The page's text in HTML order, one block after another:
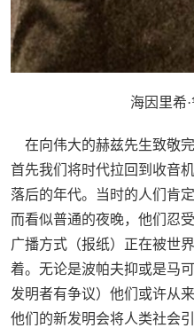
海因里希
在向伟大的赫兹先生致敬
首先我们将时代拉回到收音
落后的年代。当时的人们肯
而看似普通的夜晚，他们忍
广播方式（报纸）正在被世
着。无论是波帕夫抑或是马
发明者有争议）他们或许从
他们的新发明会将人类社会